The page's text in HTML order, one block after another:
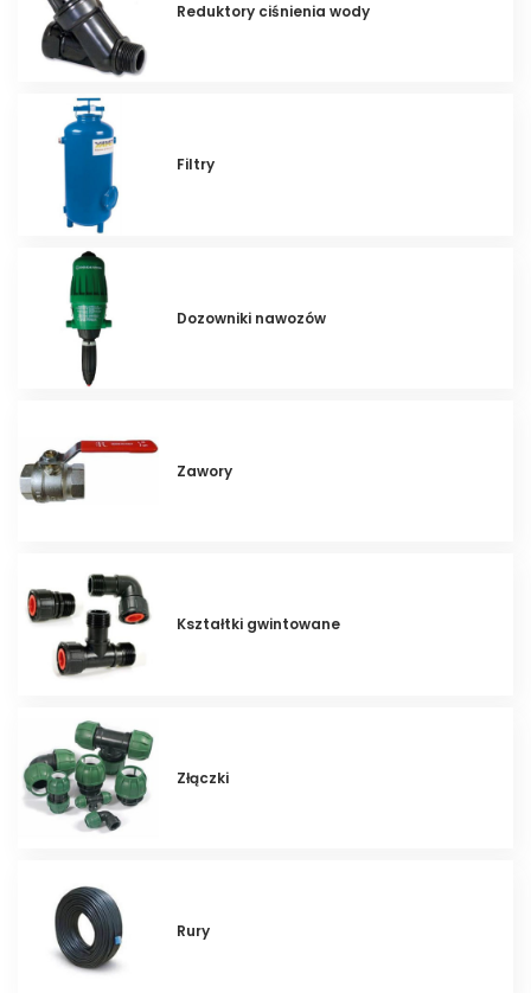
Reduktory ciśnienia wody
Filtry
Dozowniki nawozów
Zawory
Kształtki gwintowane
Złączki
Rury